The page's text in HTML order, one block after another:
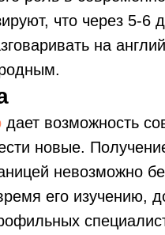
что через 5-6
на
дает возможность
новые.
невозможно
его изучению,